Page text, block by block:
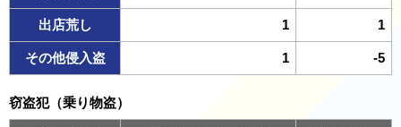
出店荒し 1 1
その他侵入盗 1 -5
窃盗犯（乗り物盗）